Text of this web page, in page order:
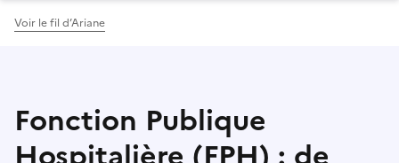
Voir le fil d’Ariane
Fonction Publique